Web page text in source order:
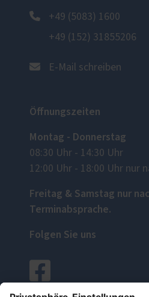
+49 (5083) 1600
+49 (152) 31855206
E-Mail schreiben
Öffnungszeiten
Montag - Donnerstag
08:30 Uhr - 14:30 Uhr
12:00 Uhr - 18:00 Uhr nur
Freitag & Samstag nur
Terminabsprache.
Folgen Sie uns